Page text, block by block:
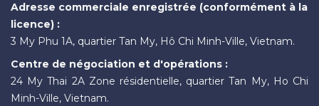
Adresse commerciale enregistrée (conformément à la
licence) :
3 My Phu 1A, quartier Tan My, Hô Chi Minh-Ville, Vietnam.
Centre de négociation et d'opérations :
24 My Thai 2A Zone résidentielle, quartier Tan My, Ho Chi
Minh-Ville, Vietnam.